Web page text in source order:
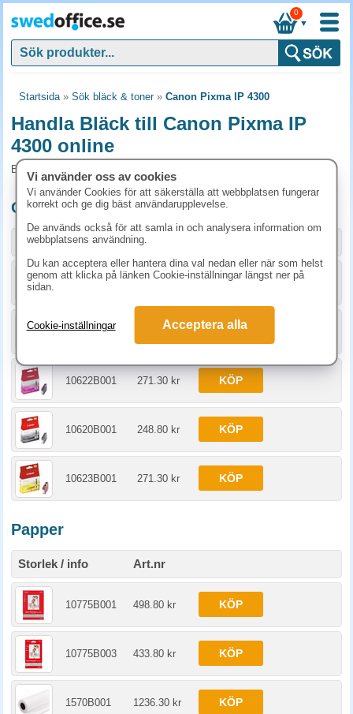
▼
0
Startsida» Sök bläck & toner» Canon Pixma IP 4300
Handla Bläck till Canon Pixma IP
4300 online
Bläck och tillbehör som passar till Canon Pixma IP 4300
Originalprodukter till Canon Pixma IP 4300
Storlek / info Art.nr
10628B001 KÖP
10621B001 267.50 kr KÖP
10622B001 271.30 kr KÖP
10620B001 248.80 kr KÖP
10623B001 271.30 kr KÖP
Papper
Storlek / info Art.nr
10775B001 498.80 kr KÖP
10775B003 433.80 kr KÖP
1570B001 1236.30 kr KÖP
Vi använder oss av cookies
Vi använder Cookies för att säkerställa att webbplatsen fungerar
korrekt och ge dig bäst användarupplevelse.
De används också för att samla in och analysera information om
webbplatsens användning.
Du kan acceptera eller hantera dina val nedan eller när som helst
genom att klicka på länken Cookie-inställningar längst ner på
sidan.
Cookie-inställningar Acceptera alla